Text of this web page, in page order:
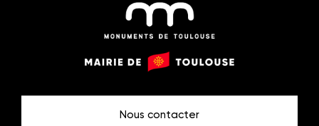
Monuments Mairie
Nous contacter